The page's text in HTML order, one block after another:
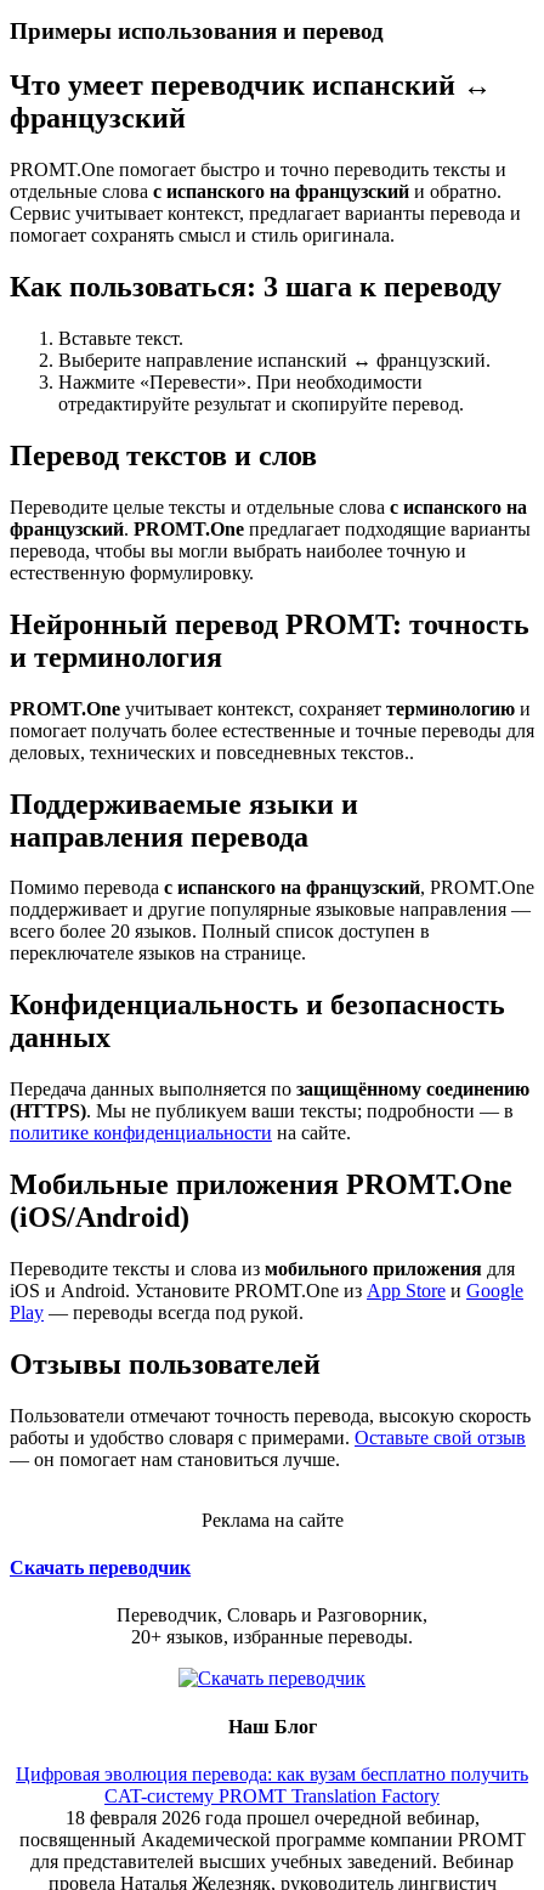
Примеры использования и перевод
Что умеет переводчик испанский ↔
французский
PROMT.One помогает быстро и точно переводить тексты и
отдельные слова с испанского на французский и обратно.
Сервис учитывает контекст, предлагает варианты перевода и
помогает сохранять смысл и стиль оригинала.
Как пользоваться: 3 шага к переводу
Вставьте текст.
Выберите направление испанский ↔ французский.
Нажмите «Перевести». При необходимости
отредактируйте результат и скопируйте перевод.
Перевод текстов и слов
Переводите целые тексты и отдельные слова с испанского на
французский. PROMT.One предлагает подходящие варианты
перевода, чтобы вы могли выбрать наиболее точную и
естественную формулировку.
Нейронный перевод PROMT: точность
и терминология
PROMT.One учитывает контекст, сохраняет терминологию и
помогает получать более естественные и точные переводы для
деловых, технических и повседневных текстов..
Поддерживаемые языки и
направления перевода
Помимо перевода с испанского на французский, PROMT.One
поддерживает и другие популярные языковые направления —
всего более 20 языков. Полный список доступен в
переключателе языков на странице.
Конфиденциальность и безопасность
данных
Передача данных выполняется по защищённому соединению
(HTTPS). Мы не публикуем ваши тексты; подробности — в
политике конфиденциальности на сайте.
Мобильные приложения PROMT.One
(iOS/Android)
Переводите тексты и слова из мобильного приложения для
iOS и Android. Установите PROMT.One из App Store и Google
Play — переводы всегда под рукой.
Отзывы пользователей
Пользователи отмечают точность перевода, высокую скорость
работы и удобство словаря с примерами. Оставьте свой отзыв
— он помогает нам становиться лучше.
Реклама на сайте
Скачать переводчик
Переводчик, Словарь и Разговорник,
20+ языков, избранные переводы.
Наш Блог
Цифровая эволюция перевода: как вузам бесплатно получить
CAT-систему PROMT Translation Factory
18 февраля 2026 года прошел очередной вебинар,
посвященный Академической программе компании PROMT
для представителей высших учебных заведений. Вебинар
провела Наталья Железняк, руководитель лингвистич